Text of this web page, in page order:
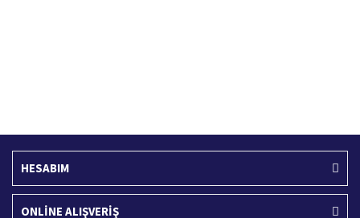
HESABIM
ONLİNE ALIŞVERİŞ